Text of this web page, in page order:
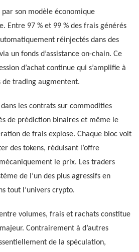
son modèle économique
Entre 97 % et 99 % des frais générés
réinjectés dans des
un fonds d’assistance on-chain. Ce
d’achat continue qui s’amplifie à
de trading augmentent.
les contrats sur commodities
de prédiction binaires et même le
de frais explose. Chaque bloc voit
des tokens, réduisant l’offre
le prix. Les traders
de l’un des plus agressifs en
tout l’univers crypto.
volumes, frais et rachats constitue
Contrairement à d’autres
de la spéculation,